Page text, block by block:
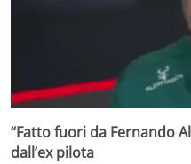
“Fatto fuori da Fernando
dall’ex pilota